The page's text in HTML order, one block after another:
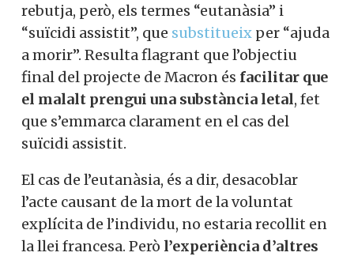
rebutja, però, els termes “eutanàsia” i
“suïcidi assistit”, que substitueix per “ajuda
a morir”. Resulta flagrant que l’objectiu
final del projecte de Macron és facilitar que
el malalt prengui una substància letal, fet
que s’emmarca clarament en el cas del
suïcidi assistit.
El cas de l’eutanàsia, és a dir, desacoblar
l’acte causant de la mort de la voluntat
explícita de l’individu, no estaria recollit en
la llei francesa. Però l’experiència d’altres